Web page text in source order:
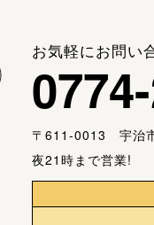
お気軽にお問い
〒611-0013 宇治
夜21時まで営業!